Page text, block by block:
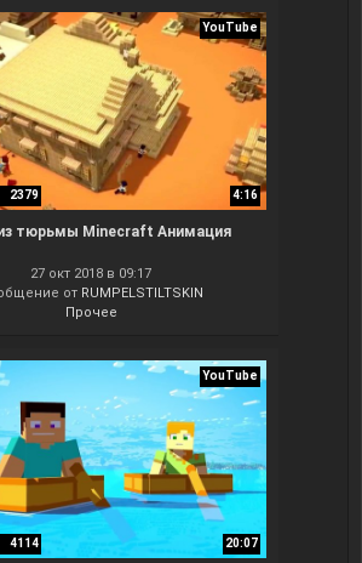
YouTube
2379 4:16
тюрьмы Minecraft Анимация
27 окт 2018 в 09:17
от RUMPELSTILTSKIN
Прочее
YouTube
4114 20:07